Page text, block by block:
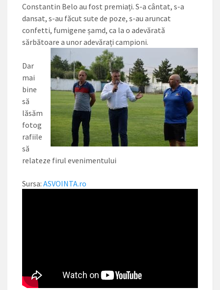
Constantin Belo au fost premiați. S-a cântat, s-a
dansat, s-au făcut sute de poze, s-au aruncat
confetti, fumigene șamd, ca la o adevărată
sărbătoare a unor adevărați campioni.
Dar
mai
bine
să
lăsăm
fotog
rafiile
să
relateze firul evenimentului
Sursa: ASVOINTA.ro